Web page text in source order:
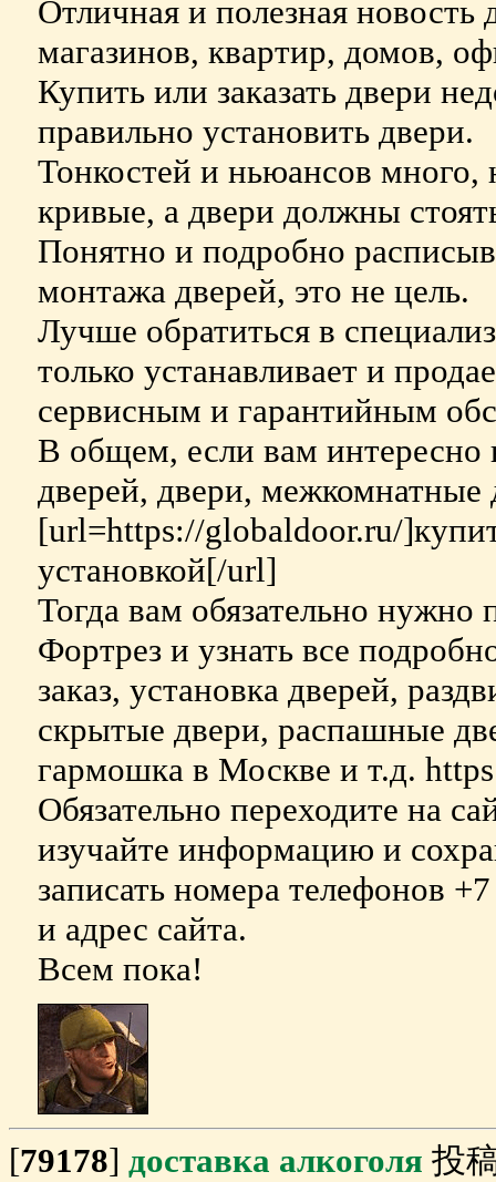
Отличная и полезная новость
магазинов, квартир, домов,
Купить или заказать двери
правильно установить двери.
Тонкостей и ньюансов много,
кривые, а двери должны
Понятно и подробно
монтажа дверей, это не цель.
Лучше обратиться в
только устанавливает и
сервисным и гарантийным
В общем, если вам интересно
дверей, двери,
[url=https://globaldoor.ru/
установкой[/url]
Тогда вам обязательно нужно
Фортрез и узнать все
заказ, установка дверей,
скрытые двери, распашные
гармошка в Москве и т.д.
Обязательно переходите на
изучайте информацию и
записать номера телефонов
и адрес сайта.
Всем пока!
[79178] доставка алкоголя 投